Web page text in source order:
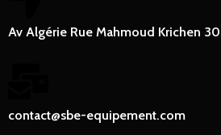
Av Algérie Rue Mahmoud Krichen
contact@sbe-equipement.com